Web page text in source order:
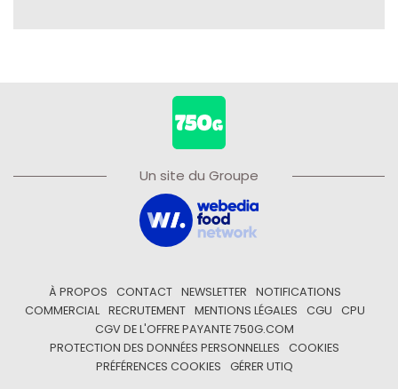
Un site du Groupe
À PROPOS CONTACT NEWSLETTER
NOTIFICATIONS
COMMERCIAL
RECRUTEMENT MENTIONS LÉGALES CGU
CPU
CGV DE L'OFFRE PAYANTE 750G.COM
PROTECTION DES DONNÉES PERSONNELLES
COOKIES
PRÉFÉRENCES COOKIES
GÉRER UTIQ